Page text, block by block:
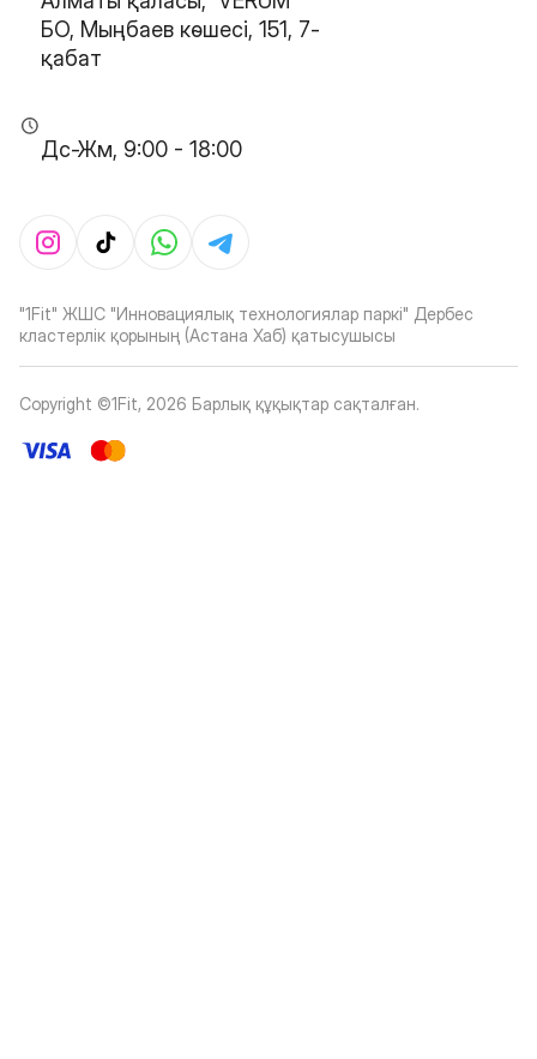
БО, Мыңбаев көшесі, 151, 7-
қабат
Дс-Жм, 9:00 - 18:00
"1Fit" ЖШС "Инновациялық технологиялар паркі" Дербес
кластерлік қорының (Астана Хаб) қатысушысы
Copyright ©1Fit, 2026 Барлық құқықтар сақталған.